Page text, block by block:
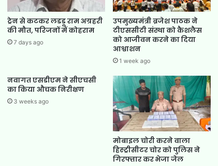
ट्रेन से कटकर लडडू राम अग्रहरी
की मौत, परिजनों में कोहराम
7 days ago
उपमुख्यमंत्री ब्रजेश पाठक ने
टीएससीटी संस्था को कैशलैस
को आजीवन करने का दिया
आश्वाशन
1 week ago
नवागत एसडीएम ने सीएचसी
का किया औचक निरीक्षण
3 weeks ago
मोबाइल चोरी करने वाला
हिस्ट्रीसीटर चोर को पुलिस ने
गिरफ्तार कर भेजा जेल